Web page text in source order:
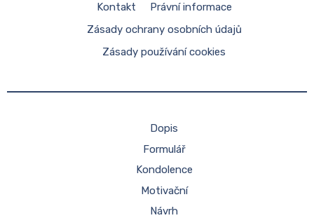
Kontakt
Právní informace
Zásady ochrany osobních údajů
Zásady používání cookies
Dopis
Formulář
Kondolence
Motivační
Návrh